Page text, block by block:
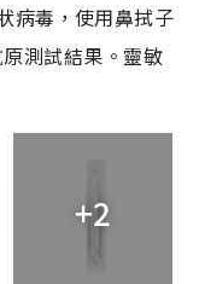
病毒，使用鼻拭子
測試結果。靈敏
+2